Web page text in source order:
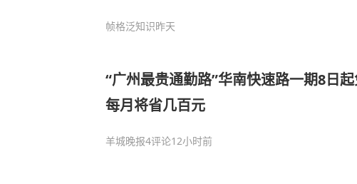
帧格泛知识昨天
“广州最贵通勤路”华南快速路一期8日起
每月将省几百元
羊城晚报4评论12小时前